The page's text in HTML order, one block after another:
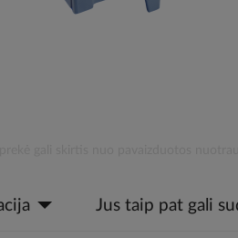
Jus taip pat gali